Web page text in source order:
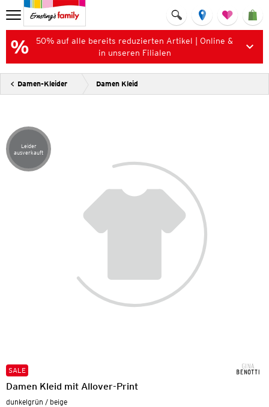
50% auf alle bereits reduzierten Artikel | Online &
in unseren Filialen
Damen-Kleider Damen Kleid
Artikel leider ausverkauft
Leider
ausverkauft
SALE
Damen Kleid mit Allover-Print
dunkelgrün / beige